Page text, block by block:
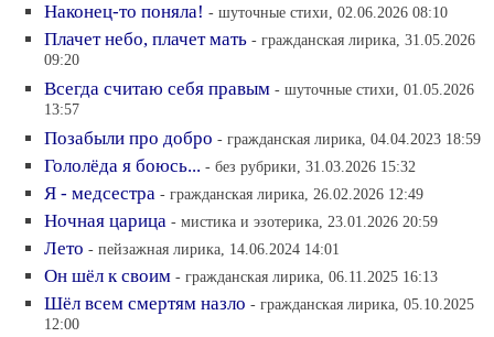
Наконец-то поняла! - шуточные стихи, 02.06.2026 08:10
Плачет небо, плачет мать - гражданская лирика, 31.05.2026
09:20
Всегда считаю себя правым - шуточные стихи, 01.05.2026
13:57
Позабыли про добро - гражданская лирика, 04.04.2023 18:59
Гололёда я боюсь... - без рубрики, 31.03.2026 15:32
Я - медсестра - гражданская лирика, 26.02.2026 12:49
Ночная царица - мистика и эзотерика, 23.01.2026 20:59
Лето - пейзажная лирика, 14.06.2024 14:01
Он шёл к своим - гражданская лирика, 06.11.2025 16:13
Шёл всем смертям назло - гражданская лирика, 05.10.2025
12:00